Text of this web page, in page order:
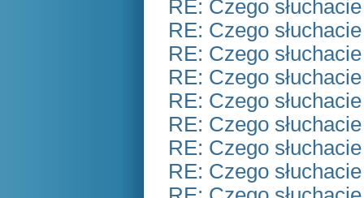
RE: Czego
RE: Czego
RE: Czego
RE: Czego
RE: Czego
RE: Czego
RE: Czego
RE: Czego